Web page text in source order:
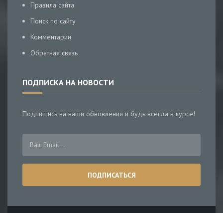
Правила сайта
Поиск по сайту
Комментарии
Обратная связь
ПОДПИСКА НА НОВОСТИ
Подпишись на наши обновления и будь всегда в курсе!